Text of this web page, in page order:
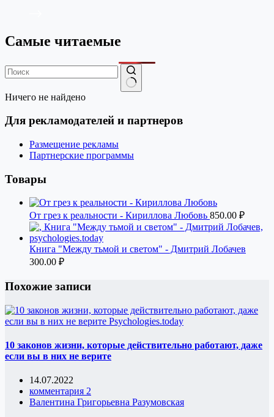
Самые читаемые
Ничего не найдено
Для рекламодателей и партнеров
Размещение рекламы
Партнерские программы
Товары
От грез к реальности - Кириллова Любовь 850.00 ₽
Книга "Между тьмой и светом" - Дмитрий Лобачев
300.00 ₽
Похожие записи
10 законов жизни, которые действительно работают, даже
если вы в них не верите
14.07.2022
комментария 2
Валентина Григорьевна Разумовская